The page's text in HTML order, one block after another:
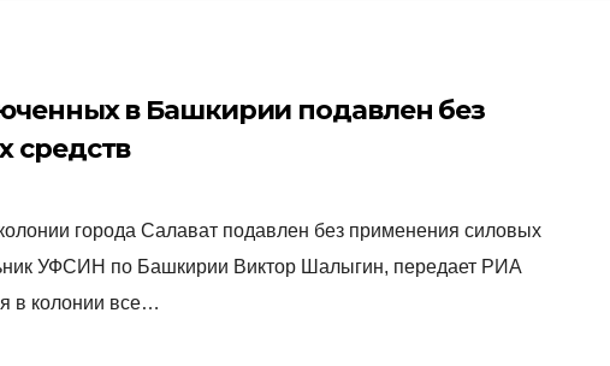
в Башкирии подавлен без
средств
города Салават подавлен без применения силовых
УФСИН по Башкирии Виктор Шалыгин, передает РИА
в колонии все…